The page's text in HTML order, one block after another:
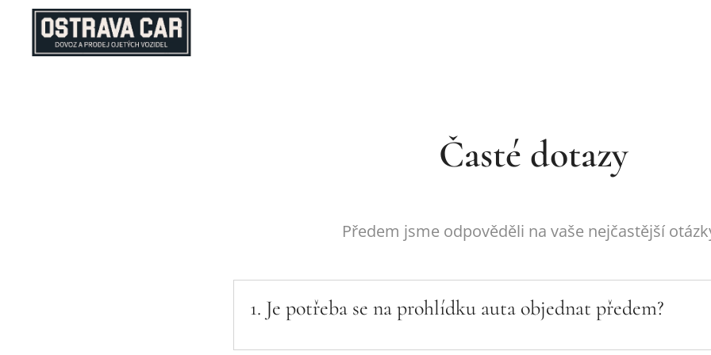
Časté dotazy
Předem jsme odpověděli na vaše nejčastější
1. Je potřeba se na prohlídku auta objednat předem?